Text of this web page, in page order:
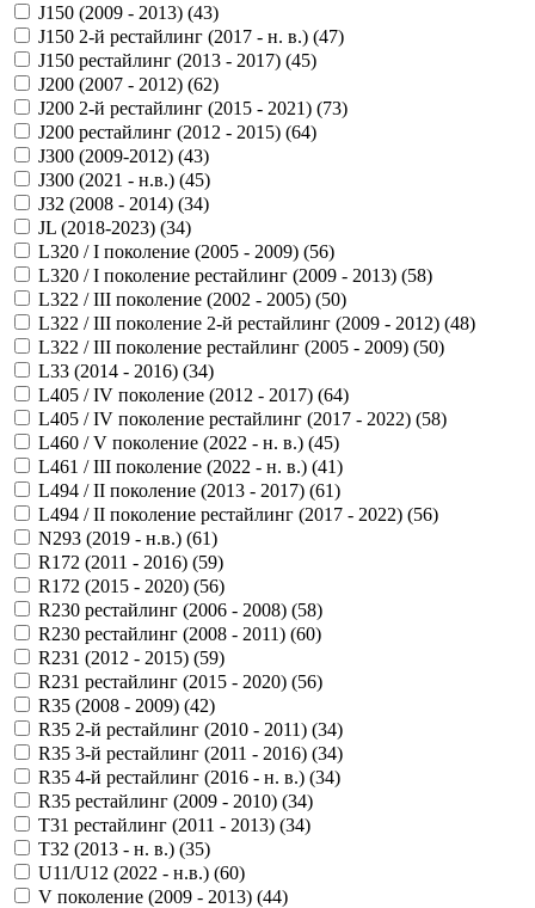
J150 (2009 - 2013) (43)
J150 2-й рестайлинг (2017 - н. в.) (47)
J150 рестайлинг (2013 - 2017) (45)
J200 (2007 - 2012) (62)
J200 2-й рестайлинг (2015 - 2021) (73)
J200 рестайлинг (2012 - 2015) (64)
J300 (2009-2012) (43)
J300 (2021 - н.в.) (45)
J32 (2008 - 2014) (34)
JL (2018-2023) (34)
L320 / I поколение (2005 - 2009) (56)
L320 / I поколение рестайлинг (2009 - 2013) (58)
L322 / III поколение (2002 - 2005) (50)
L322 / III поколение 2-й рестайлинг (2009 - 2012) (48)
L322 / III поколение рестайлинг (2005 - 2009) (50)
L33 (2014 - 2016) (34)
L405 / IV поколение (2012 - 2017) (64)
L405 / IV поколение рестайлинг (2017 - 2022) (58)
L460 / V поколение (2022 - н. в.) (45)
L461 / III поколение (2022 - н. в.) (41)
L494 / II поколение (2013 - 2017) (61)
L494 / II поколение рестайлинг (2017 - 2022) (56)
N293 (2019 - н.в.) (61)
R172 (2011 - 2016) (59)
R172 (2015 - 2020) (56)
R230 рестайлинг (2006 - 2008) (58)
R230 рестайлинг (2008 - 2011) (60)
R231 (2012 - 2015) (59)
R231 рестайлинг (2015 - 2020) (56)
R35 (2008 - 2009) (42)
R35 2-й рестайлинг (2010 - 2011) (34)
R35 3-й рестайлинг (2011 - 2016) (34)
R35 4-й рестайлинг (2016 - н. в.) (34)
R35 рестайлинг (2009 - 2010) (34)
T31 рестайлинг (2011 - 2013) (34)
T32 (2013 - н. в.) (35)
U11/U12 (2022 - н.в.) (60)
V поколение (2009 - 2013) (44)